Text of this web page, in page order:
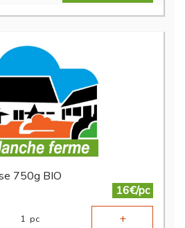
750g BIO
16€/pc
1 pc +